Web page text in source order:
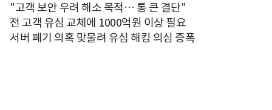
"고객 보안 우려 해소 목적… 통 큰 결단"
전 고객 유심 교체에 1000억원 이상 필요
서버 폐기 의혹 맞물려 유심 해킹 의심 증폭